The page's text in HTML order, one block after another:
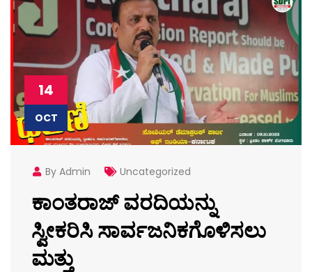
14
OCT
By Admin Uncategorized
ಕಾಂತರಾಜ್ ವರದಿಯನ್ನು
ಸ್ವೀಕರಿಸಿ ಸಾರ್ವಜನಿಕಗೊಳಿಸಲು
ಮತ್ತು